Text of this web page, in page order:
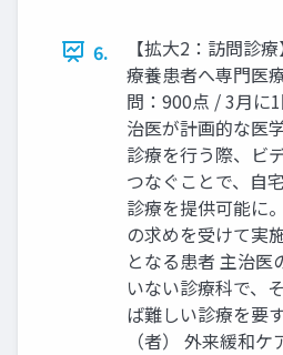
6.
【拡大2：訪問診
療養患者へ専門医
問：900点 / 3月に
治医が計画的な医
診療を行う際、ビ
つなぐことで、自
診療を提供可能に
の求めを受けて実
となる患者 主治医
いない診療科で、
ば難しい診療を要
（者） 外来緩和